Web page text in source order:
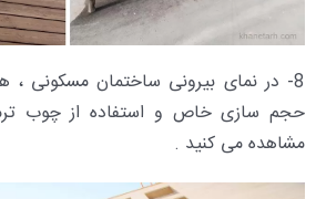
8- در نمای بیرونی ساختمان مسکونی
حجم سازی خاص و استفاده از چوب
مشاهده می کنید .